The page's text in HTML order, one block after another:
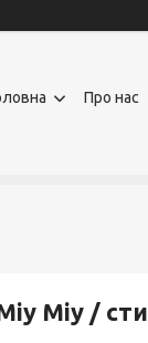
Про нас
Міу /